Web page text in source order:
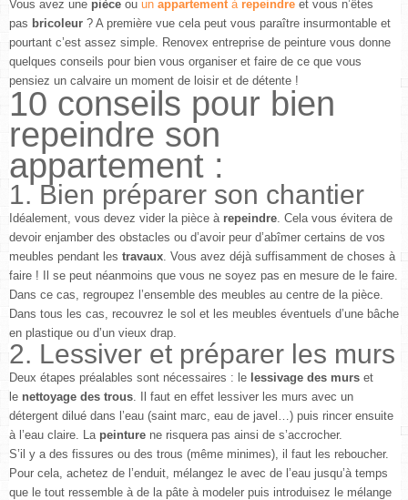
Vous avez une pièce ou un appartement à repeindre et vous n’êtes
pas bricoleur ? A première vue cela peut vous paraître insurmontable et
pourtant c’est assez simple. Renovex entreprise de peinture vous donne
quelques conseils pour bien vous organiser et faire de ce que vous
pensiez un calvaire un moment de loisir et de détente !
10 conseils pour bien
repeindre son
appartement :
1. Bien préparer son chantier
Idéalement, vous devez vider la pièce à repeindre. Cela vous évitera de
devoir enjamber des obstacles ou d’avoir peur d’abîmer certains de vos
meubles pendant les travaux. Vous avez déjà suffisamment de choses à
faire ! Il se peut néanmoins que vous ne soyez pas en mesure de le faire.
Dans ce cas, regroupez l’ensemble des meubles au centre de la pièce.
Dans tous les cas, recouvrez le sol et les meubles éventuels d’une bâche
en plastique ou d’un vieux drap.
2. Lessiver et préparer les murs
Deux étapes préalables sont nécessaires : le lessivage des murs et
le nettoyage des trous. Il faut en effet lessiver les murs avec un
détergent dilué dans l’eau (saint marc, eau de javel…) puis rincer ensuite
à l’eau claire. La peinture ne risquera pas ainsi de s’accrocher.
S’il y a des fissures ou des trous (même minimes), il faut les reboucher.
Pour cela, achetez de l’enduit, mélangez le avec de l’eau jusqu’à temps
que le tout ressemble à de la pâte à modeler puis introduisez le mélange